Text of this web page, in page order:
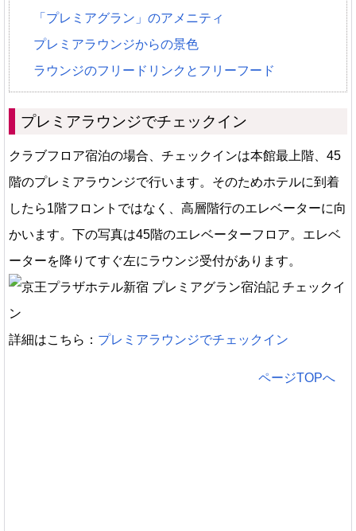
「プレミアグラン」のアメニティ
プレミアラウンジからの景色
ラウンジのフリードリンクとフリーフード
プレミアラウンジでチェックイン
クラブフロア宿泊の場合、チェックインは本館最上階、45
階のプレミアラウンジで行います。そのためホテルに到着
したら1階フロントではなく、高層階行のエレベーターに向
かいます。下の写真は45階のエレベーターフロア。エレベ
ーターを降りてすぐ左にラウンジ受付があります。
詳細はこちら： プレミアラウンジでチェックイン
ページTOPへ